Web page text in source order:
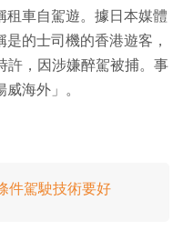
租車自駕遊。據日本媒體
的士司機的香港遊客，
許，因涉嫌醉駕被捕。事
海外」。
件駕駛技術要好